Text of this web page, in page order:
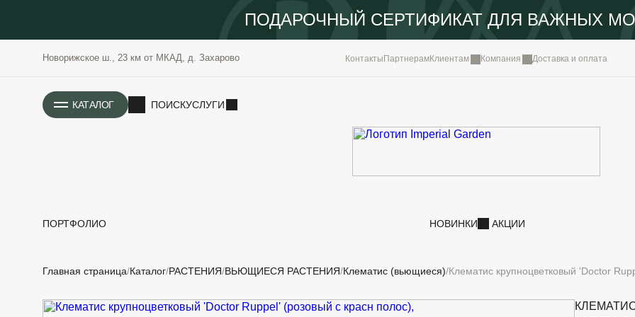
ПОДАРОЧНЫЙ СЕРТИФИКАТ ДЛЯ ВАЖНЫХ
Новорижское ш., 23 км от МКАД, д. Захарово Контакты ПартнерамКлиентам Компания Доставка и оплата
КАТАЛОГ ПОИСКУСЛУГИ
ПОРТФОЛИО НОВИНКИ АКЦИИ
РАСТЕНИЯ
ОЗЕЛЕНЕНИЕ
ИСТОРИЯ
Главная страница Каталог РАСТЕНИЯ ВЬЮЩИЕСЯ РАСТЕНИЯ Клематис (вьющиеся) Клематис крупноцветковый 'Doctor